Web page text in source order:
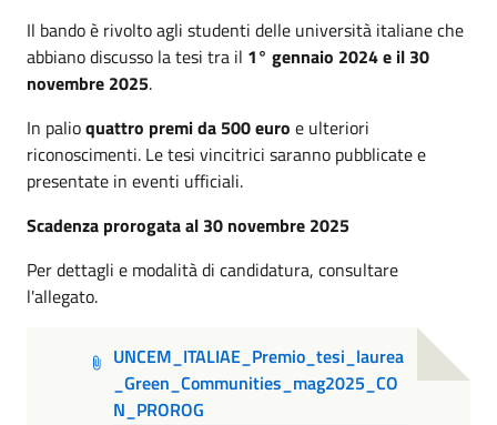
Il bando è rivolto agli studenti delle università italiane che
abbiano discusso la tesi tra il 1° gennaio 2024 e il 30
novembre 2025.
In palioquattro premi da 500 euro e ulteriori
riconoscimenti. Le tesi vincitrici saranno pubblicate e
presentate in eventi ufficiali.
Scadenza prorogata al 30 novembre 2025
Per dettagli e modalità di candidatura, consultare
l'allegato.
UNCEM_ITALIAE_Premio_tesi_laurea
_Green_Communities_mag2025_CO
N_PROROG